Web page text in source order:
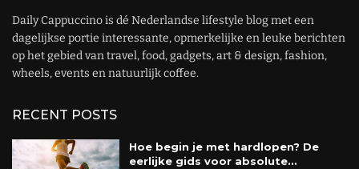
Daily Cappuccino is dé Nederlandse lifestyle blog met een
dagelijkse portie interessante, opmerkelijke en leuke berichten
op het gebied van travel, food, gadgets, art & design, fashion,
wheels, events en natuurlijk coffee.
RECENT POSTS
Hoe begin je met hardlopen? De
eerlijke gids voor absolute...